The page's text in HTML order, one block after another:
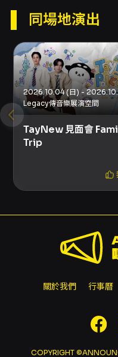
理。 - 請勿透過非
位與 KKTIX 不負
關糾紛。 - 若入場
演出開始後 10 分
視同無異議，主辦
或退換。 - 全家
需自行選位請於
會員限購 4 張。 -
身心障礙身份認證
同場地演出
Legacy傳音樂展演空間
TayNew 見面會
Trip
關於我們 行事曆
COPYRIGHT